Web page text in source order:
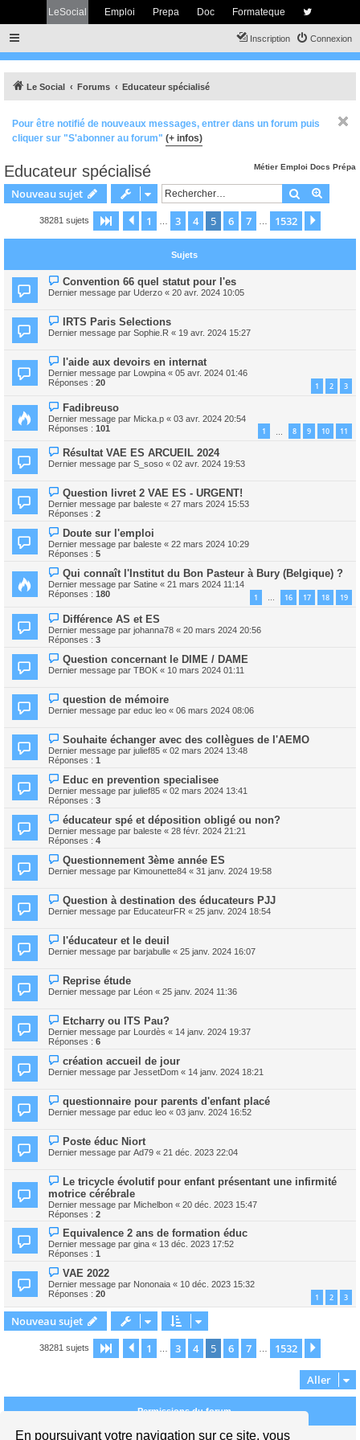
En poursuivant votre navigation sur ce site, vous
LeSocial Emploi Prepa Doc Formateque
Connexion
Inscription
Le Social Forums Educateur spécialisé
Pour être notifié de nouveaux messages, entrer dans un forum puis
cliquer sur "S'abonner au forum" (+ infos)
Métier Emploi Docs Prépa
Educateur spécialisé
Nouveau sujet Rechercher
38281 sujets Page sur 1532
Précédent
1 3 4 5 6 7 1532
Sujets
Convention 66 quel statut pour l'es
Dernier message par Uderzo « 20 avr. 2024 10:05
IRTS Paris Selections
Dernier message par Sophie.R « 19 avr. 2024 15:27
l'aide aux devoirs en internat
Dernier message par Lowpina « 05 avr. 2024 01:46
Réponses : 20 1 2 3
Fadibreuso
Dernier message par Micka.p « 03 avr. 2024 20:54
Réponses : 101 1 8 9 10 11
Résultat VAE ES ARCUEIL 2024
Dernier message par S_soso « 02 avr. 2024 19:53
Question livret 2 VAE ES - URGENT!
Dernier message par baleste « 27 mars 2024 15:53
Réponses : 2
Doute sur l'emploi
Dernier message par baleste « 22 mars 2024 10:29
Réponses : 5
Qui connaît l'Institut du Bon Pasteur à Bury (Belgique) ?
Dernier message par Satine « 21 mars 2024 11:14
Réponses : 180 1 … 16 17 18 19
Différence AS et ES
Dernier message par johanna78 « 20 mars 2024 20:56
Réponses : 3
Question concernant le DIME / DAME
Dernier message par TBOK « 10 mars 2024 01:11
question de mémoire
Dernier message par educ leo « 06 mars 2024 08:06
Souhaite échanger avec des collègues de l'AEMO
Dernier message par julief85 « 02 mars 2024 13:48
Réponses : 1
Educ en prevention specialisee
Dernier message par julief85 « 02 mars 2024 13:41
Réponses : 3
éducateur spé et déposition obligé ou non?
Dernier message par baleste « 28 févr. 2024 21:21
Réponses : 4
Questionnement 3ème année ES
Dernier message par Kimounette84 « 31 janv. 2024 19:58
Question à destination des éducateurs PJJ
Dernier message par EducateurFR « 25 janv. 2024 18:54
l'éducateur et le deuil
Dernier message par barjabulle « 25 janv. 2024 16:07
Reprise étude
Dernier message par Léon « 25 janv. 2024 11:36
Etcharry ou ITS Pau?
Dernier message par Lourdès « 14 janv. 2024 19:37
Réponses : 6
création accueil de jour
Dernier message par JessetDom « 14 janv. 2024 18:21
questionnaire pour parents d'enfant placé
Dernier message par educ leo « 03 janv. 2024 16:52
Poste éduc Niort
Dernier message par Ad79 « 21 déc. 2023 22:04
Le tricycle évolutif pour enfant présentant une infirmité
motrice cérébrale
Dernier message par Michelbon « 20 déc. 2023 15:47
Réponses : 2
Equivalence 2 ans de formation éduc
Dernier message par gina « 13 déc. 2023 17:52
Réponses : 1
VAE 2022
Dernier message par Nononaia « 10 déc. 2023 15:32
Réponses : 20 1 2 3
Nouveau sujet
38281 sujets Page sur 1532
Précédent
1 3 4 5 6 7 1532
Aller
Permissions du forum